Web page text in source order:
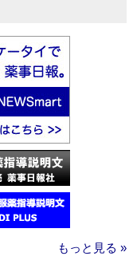
もっと見る »